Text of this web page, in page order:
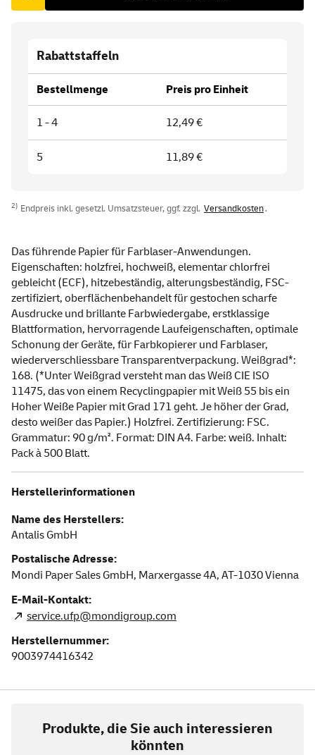
Rabattstaffeln
Bestellmenge Preis pro Einheit
1 - 4 12,49 €
5 11,89 €
2) Endpreis inkl. gesetzl. Umsatzsteuer, ggf. zzgl. Versandkosten.
Das führende Papier für Farblaser-Anwendungen.
Eigenschaften: holzfrei, hochweiß, elementar chlorfrei
gebleicht (ECF), hitzebeständig, alterungsbeständig, FSC-
zertifiziert, oberflächenbehandelt für gestochen scharfe
Ausdrucke und brillante Farbwiedergabe, erstklassige
Blattformation, hervorragende Laufeigenschaften, optimale
Schonung der Geräte, für Farbkopierer und Farblaser,
wiederverschliessbare Transparentverpackung. Weißgrad*:
168. (*Unter Weißgrad versteht man das Weiß CIE ISO
11475, das von einem Recyclingpapier mit Weiß 55 bis ein
Hoher Weiße Papier mit Grad 171 geht. Je höher der Grad,
desto weißer das Papier.) Holzfrei. Zertifizierung: FSC.
Grammatur: 90 g/m². Format: DIN A4. Farbe: weiß. Inhalt:
Pack à 500 Blatt.
Herstellerinformationen
Name des Herstellers:
Antalis GmbH
Postalische Adresse:
Mondi Paper Sales GmbH, Marxergasse 4A, AT-1030Vienna
E-Mail-Kontakt:
service.ufp@mondigroup.com
Herstellernummer:
9003974416342
Produkte, die Sie auch interessieren
könnten